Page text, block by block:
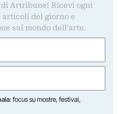
Artribune! Ricevi ogni
del giorno e
sul mondo dell'arte.
: focus su mostre, festival,